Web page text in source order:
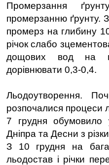
Промерзання
промерзанню ґрунту.
промерз на глибину
річок слабо
дощових вод на
дорівнювати 0,3-0,4.
Льодоутворення.
розпочалися процеси
7 грудня обумовило
Дніпра та Десни з
З 10 грудня на
льодостав і річки